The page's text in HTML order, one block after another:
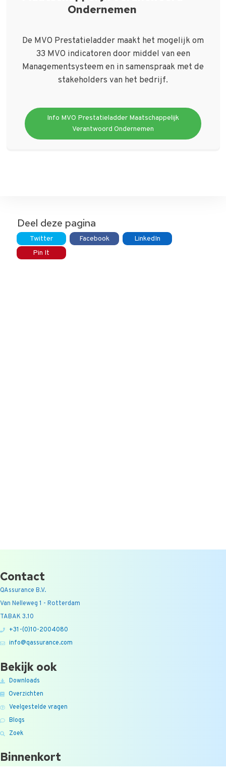
Ondernemen
De MVO Prestatieladder maakt het mogelijk om
33 MVO indicatoren door middel van een
Managementsysteem en in samenspraak met de
stakeholders van het bedrijf.
Info MVO Prestatieladder Maatschappelijk
Verantwoord Ondernemen
Deel deze pagina
Twitter Facebook
LinkedIn
Pin It
Contact
QAssurance B.V.
Van Nelleweg 1 - Rotterdam
TABAK 3.10
+31-(0)10-2004080
info@qassurance.com
Bekijk ook
Downloads
Overzichten
Veelgestelde vragen
Blogs
Zoek
Binnenkort